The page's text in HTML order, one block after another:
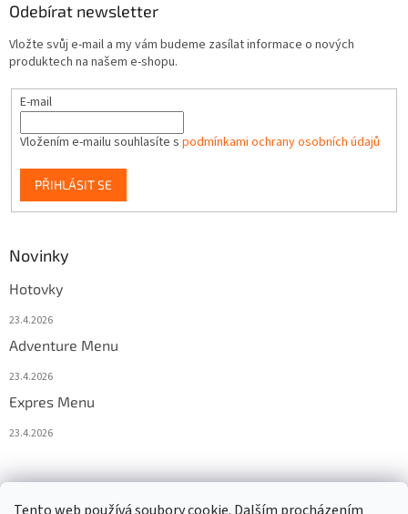
Odebírat newsletter
Vložte svůj e-mail a my vám budeme zasílat informace o nových
produktech na našem e-shopu.
E-mail
Vložením e-mailu souhlasíte s podmínkami ochrany osobních údajů
PŘIHLÁSIT SE
Novinky
Hotovky
23.4.2026
Adventure Menu
23.4.2026
Expres Menu
23.4.2026